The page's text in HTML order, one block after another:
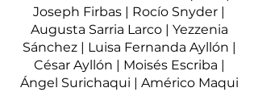
Joseph Firbas | Rocío Snyder |
Augusta Sarria Larco | Yezzenia
Sánchez | Luisa Fernanda Ayllón |
César Ayllón | Moisés Escriba |
Ángel Surichaqui | Américo Maqui